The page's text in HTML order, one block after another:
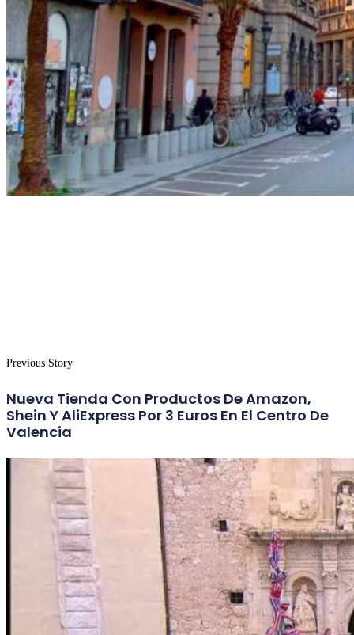
Previous Story
Nueva Tienda Con Productos De Amazon,
Shein Y AliExpress Por 3 Euros En El Centro De
Valencia